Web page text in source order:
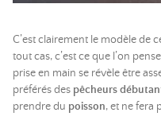
C’est clairement le modèle de
tout cas, c’est ce que l’on
prise en main se révèle être
préférés des pêcheurs
prendre du poisson, et ne fera